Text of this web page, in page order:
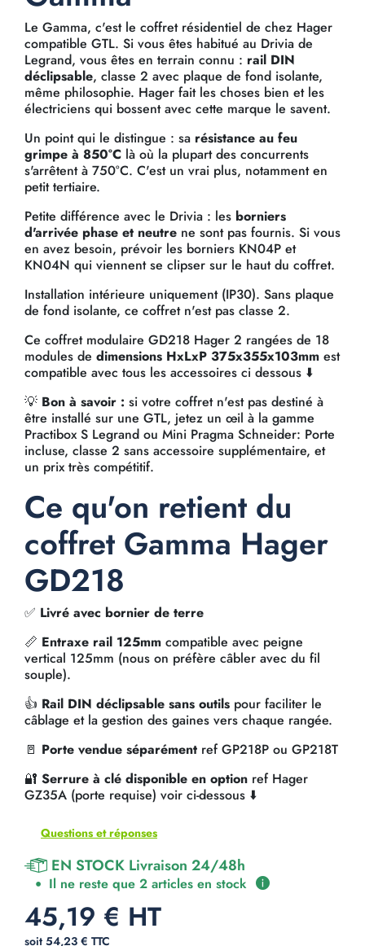
Le Gamma, c'est le coffret résidentiel de chez Hager
compatible GTL. Si vous êtes habitué au Drivia de
Legrand, vous êtes en terrain connu : rail DIN
déclipsable, classe 2 avec plaque de fond isolante,
même philosophie. Hager fait les choses bien et les
électriciens qui bossent avec cette marque le savent.
Un point qui le distingue : sa résistance au feu
grimpe à 850°C là où la plupart des concurrents
s'arrêtent à 750°C. C'est un vrai plus, notamment en
petit tertiaire.
Petite différence avec le Drivia : les borniers
d'arrivée phase et neutre ne sont pas fournis. Si vous
en avez besoin, prévoir les borniers KN04P et
KN04N qui viennent se clipser sur le haut du coffret.
Installation intérieure uniquement (IP30). Sans plaque
de fond isolante, ce coffret n'est pas classe 2.
Ce coffret modulaire GD218 Hager 2 rangées de 18
modules de dimensions HxLxP 375x355x103mm est
compatible avec tous les accessoires ci dessous ⬇️
💡 Bon à savoir : si votre coffret n'est pas destiné à
être installé sur une GTL, jetez un œil à la gamme
Practibox S Legrand ou Mini Pragma Schneider: Porte
incluse, classe 2 sans accessoire supplémentaire, et
un prix très compétitif.
Ce qu'on retient du
coffret Gamma Hager
GD218
✅ Livré avec bornier de terre
📏 Entraxe rail 125mm compatible avec peigne
vertical 125mm (nous on préfère câbler avec du fil
souple).
👍 Rail DIN déclipsable sans outils pour faciliter le
câblage et la gestion des gaines vers chaque rangée.
🚪 Porte vendue séparément ref GP218P ou GP218T
🔐 Serrure à clé disponible en option ref Hager
GZ35A (porte requise) voir ci-dessous ⬇️
Questions et réponses
EN STOCK Livraison 24/48h
Il ne reste que 2 articles en stock
45,19 € HT
soit 54,23 € TTC